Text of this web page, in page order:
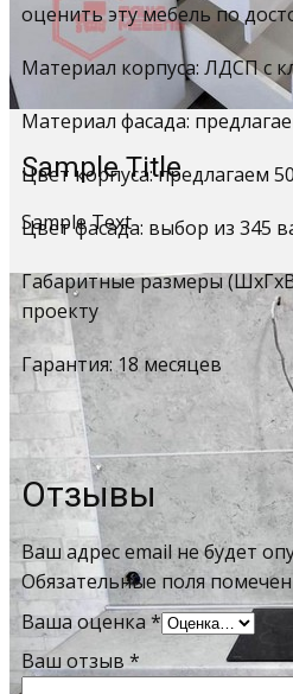
Sample Title
Sample Text
оценить эту мебель по
Материал корпуса: ЛДСП с
Материал фасада:
Цвет корпуса: предлагаем
Цвет фасада: выбор из 345
Габаритные размеры
проекту
Гарантия: 18 месяцев
Отзывы
Ваш адрес email не будет
Обязательные поля
Ваша оценка*
Ваш отзыв*